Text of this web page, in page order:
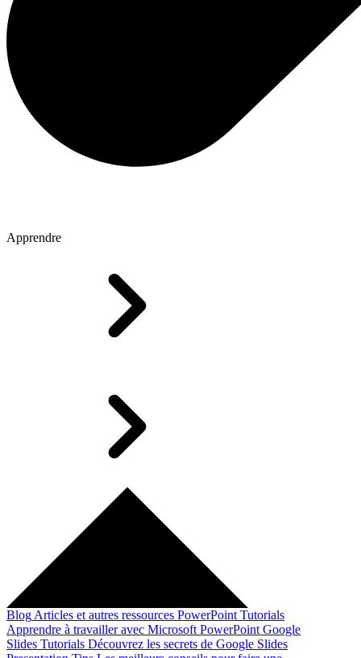
Apprendre
Blog Articles et autres ressources PowerPoint Tutorials
Apprendre à travailler avec Microsoft PowerPoint Google
Slides Tutorials Découvrez les secrets de Google Slides